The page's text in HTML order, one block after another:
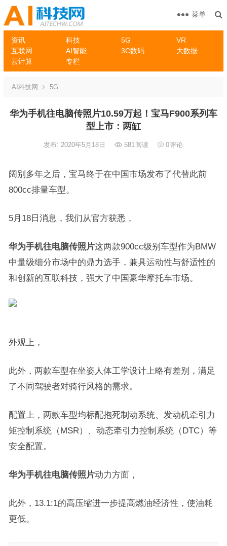
资讯 科技 5G
VR
互联网
AI智能 3C数码
大数据
云计算
专栏
菜单
AI科技网 5G
华为手机往电脑传照片10.59万起！宝马F900系列车
型上市：两缸
发布: 2020年5月18日 581阅读 0评论
阔别多年之后，宝马终于在中国市场发布了代替此前
800cc排量车型。
5月18日消息，我们从官方获悉，
华为手机往电脑传照片这两款900cc级别车型作为BMW
中量级细分市场中的鼎力选手，兼具运动性与舒适性的
和创新的互联科技，强大了中国豪华摩托车市场。
外观上，
此外，两款车型在坐姿人体工学设计上略有差别，满足
了不同驾驶者对骑行风格的需求。
配置上，两款车型均标配抱死制动系统、发动机牵引力
矩控制系统（MSR）、动态牵引力控制系统（DTC）等
安全配置。
华为手机往电脑传照片动力方面，
此外，13.1:1的高压缩进一步提高燃油经济性，使油耗
更低。